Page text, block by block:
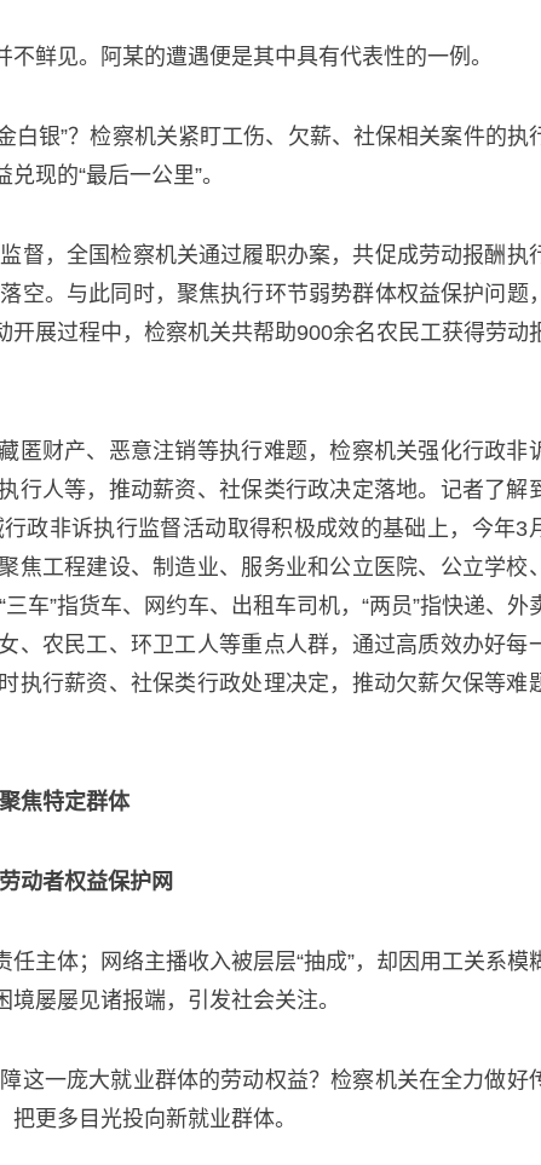
鲜见。阿某的遭遇便是其中具有代表性的一例。
白银”？检察机关紧盯工伤、欠薪、社保相关案件的执
现的“最后一公里”。
督，全国检察机关通过履职办案，共促成劳动报酬执
空。与此同时，聚焦执行环节弱势群体权益保护问题
展过程中，检察机关共帮助900余名农民工获得劳动
匿财产、恶意注销等执行难题，检察机关强化行政非
人等，推动薪资、社保类行政决定落地。记者了解
政非诉执行监督活动取得积极成效的基础上，今年3
焦工程建设、制造业、服务业和公立医院、公立学校
车”指货车、网约车、出租车司机，“两员”指快递、外
、农民工、环卫工人等重点人群，通过高质效办好每
执行薪资、社保类行政处理决定，推动欠薪欠保等难
聚焦特定群体
动者权益保护网
主体；网络主播收入被层层“抽成”，却因用工关系模
屡屡见诸报端，引发社会关注。
这一庞大就业群体的劳动权益？检察机关在全力做好
更多目光投向新就业群体。